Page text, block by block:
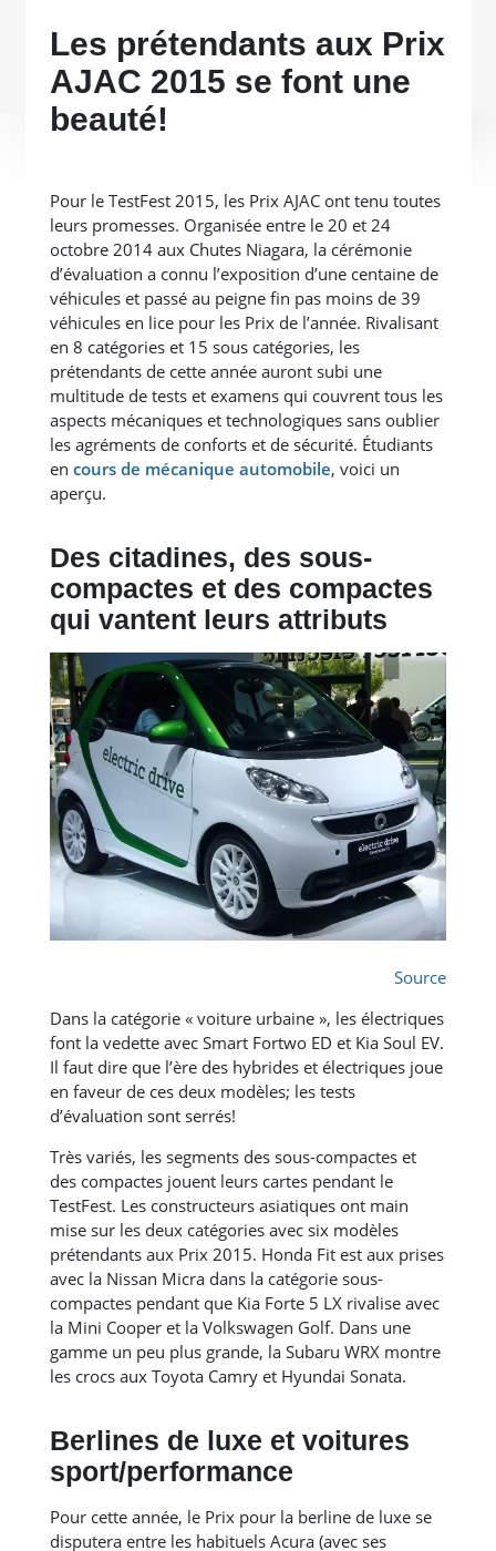
Les prétendants aux Prix
AJAC 2015 se font une
beauté!
Pour le TestFest 2015, les Prix AJAC ont tenu toutes
leurs promesses. Organisée entre le 20 et 24
octobre 2014 aux Chutes Niagara, la cérémonie
d’évaluation a connu l’exposition d’une centaine de
véhicules et passé au peigne fin pas moins de 39
véhicules en lice pour les Prix de l’année. Rivalisant
en 8 catégories et 15 sous catégories, les
prétendants de cette année auront subi une
multitude de tests et examens qui couvrent tous les
aspects mécaniques et technologiques sans oublier
les agréments de conforts et de sécurité. Étudiants
en cours de mécanique automobile, voici un
aperçu.
Des citadines, des sous-
compactes et des compactes
qui vantent leurs attributs
Source
Dans la catégorie « voiture urbaine », les électriques
font la vedette avec Smart Fortwo ED et Kia Soul EV.
Il faut dire que l’ère des hybrides et électriques joue
en faveur de ces deux modèles; les tests
d’évaluation sont serrés!
Très variés, les segments des sous-compactes et
des compactes jouent leurs cartes pendant le
TestFest. Les constructeurs asiatiques ont main
mise sur les deux catégories avec six modèles
prétendants aux Prix 2015. Honda Fit est aux prises
avec la Nissan Micra dans la catégorie sous-
compactes pendant que Kia Forte 5 LX rivalise avec
la Mini Cooper et la Volkswagen Golf. Dans une
gamme un peu plus grande, la Subaru WRX montre
les crocs aux Toyota Camry et Hyundai Sonata.
Berlines de luxe et voitures
sport/performance
Pour cette année, le Prix pour la berline de luxe se
disputera entre les habituels Acura (avec ses